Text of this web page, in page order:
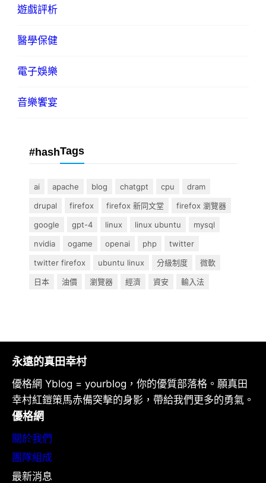
遊戲評析
醫學保健
電子娛樂
音樂饗宴
#hashTags
ai apache blog chatgpt cpu
dram
drupal
firefox firefox 新同文堂
firefox 瀏覽器
google
gpt-4 linux linux ubuntu
mysql
nvidia
ogame openai php
twitter
twitter firefox
ubuntu linux 分級制度
微軟
日本
油價 瀏覽器 經濟 資安 輸入法
永遠的真田幸村
優格網 Yblog = yourblog，你的優質部落格。願真田
幸村紅鎧策馬赤備突擊的身影，帶給我們更多的勇氣。
優格網
關於我們
團隊組成
最新消息